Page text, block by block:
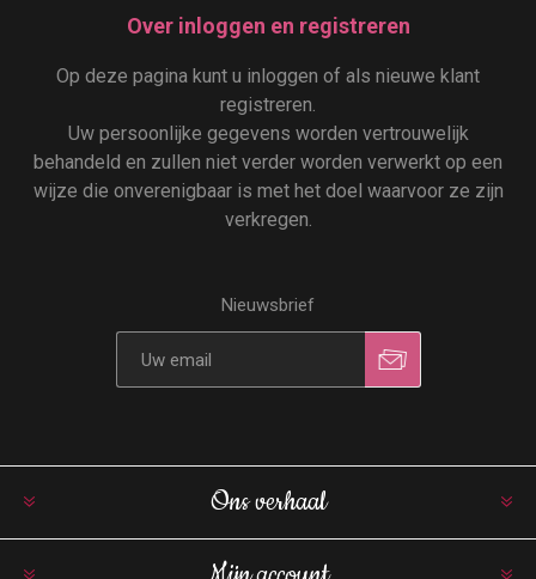
Over inloggen en registreren
Op deze pagina kunt u inloggen of als nieuwe klant
registreren.
Uw persoonlijke gegevens worden vertrouwelijk
behandeld en zullen niet verder worden verwerkt op een
wijze die onverenigbaar is met het doel waarvoor ze zijn
verkregen.
Nieuwsbrief
Ons verhaal